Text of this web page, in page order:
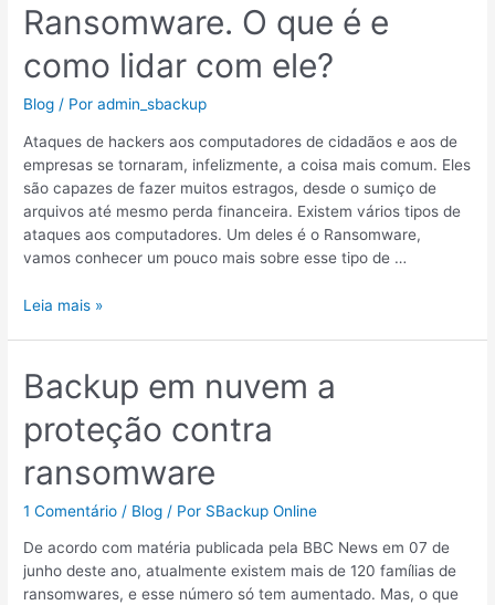
Ransomware. O que é e
como lidar com ele?
Blog / Poradmin_sbackup
Ataques de hackers aos computadores de cidadãos e aos de
empresas se tornaram, infelizmente, a coisa mais comum. Eles
são capazes de fazer muitos estragos, desde o sumiço de
arquivos até mesmo perda financeira. Existem vários tipos de
ataques aos computadores. Um deles é o Ransomware,
vamos conhecer um pouco mais sobre esse tipo de …
Leia mais »
Backup em nuvem a
proteção contra
ransomware
1 Comentário / Blog / Por SBackup Online
De acordo com matéria publicada pela BBC News em 07 de
junho deste ano, atualmente existem mais de 120 famílias de
ransomwares, e esse número só tem aumentado. Mas, o que
Backup
em
nuvem
a
proteção
contra
ransomware